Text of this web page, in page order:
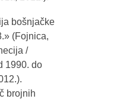
bošnjačke
(Fojnica,
/
1990. do
brojnih